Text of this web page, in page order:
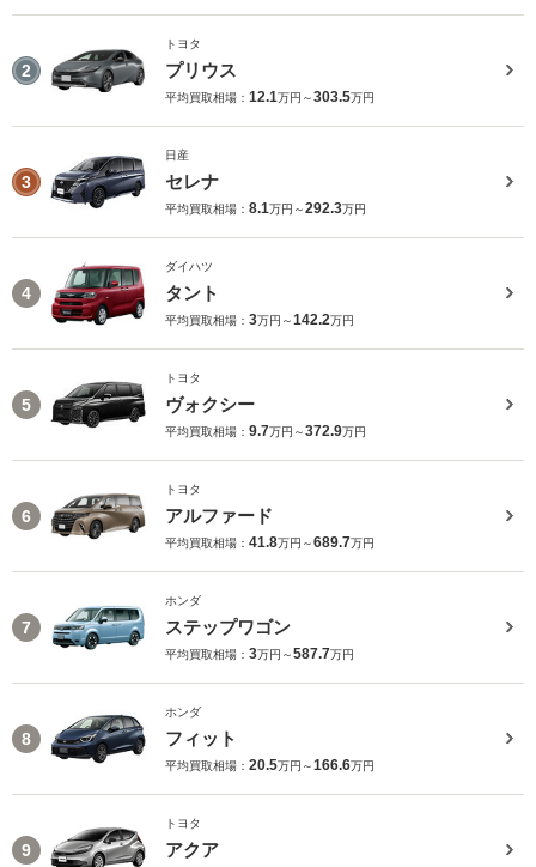
2
トヨタ
プリウス
平均買取相場： 12.1万円～303.5万円
3
日産
セレナ
平均買取相場： 8.1万円～292.3万円
4
ダイハツ
タント
平均買取相場： 3万円～142.2万円
5
トヨタ
ヴォクシー
平均買取相場： 9.7万円～372.9万円
6
トヨタ
アルファード
平均買取相場： 41.8万円～689.7万円
7
ホンダ
ステップワゴン
平均買取相場： 3万円～587.7万円
8
ホンダ
フィット
平均買取相場： 20.5万円～166.6万円
9
トヨタ
アクア